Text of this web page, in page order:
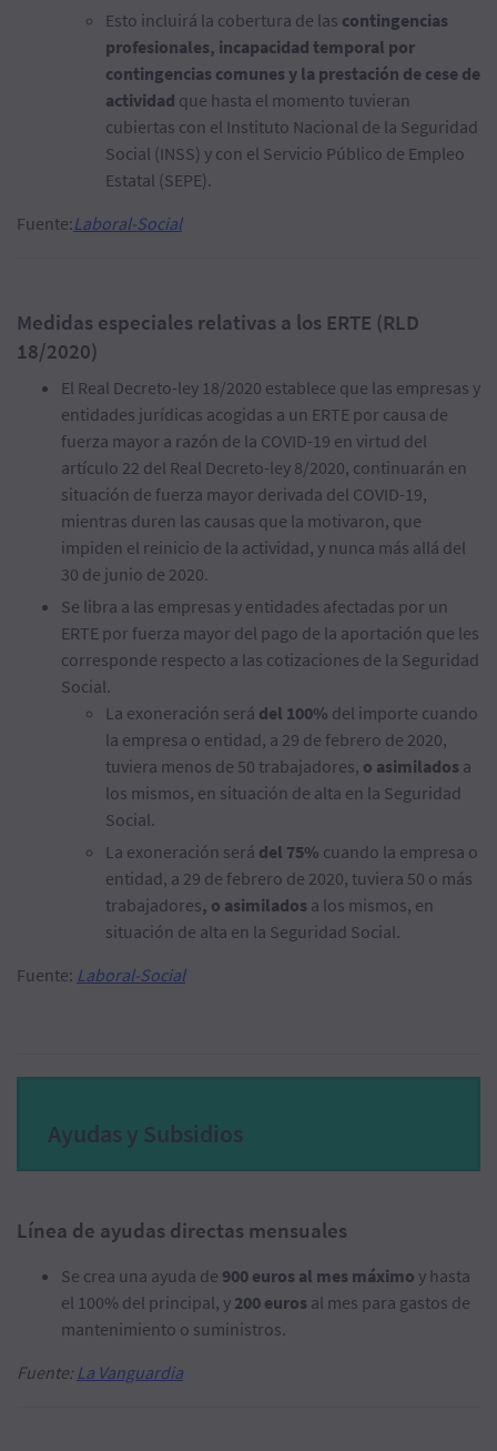
Esto incluirá la cobertura de las contingencias
profesionales, incapacidad temporal por
contingencias comunes y la prestación de cese de
actividad que hasta el momento tuvieran
cubiertas con el Instituto Nacional de la Seguridad
Social (INSS) y con el Servicio Público de Empleo
Estatal (SEPE).
Fuente:Laboral-Social
Medidas especiales relativas a los ERTE (RLD
18/2020)
El Real Decreto-ley 18/2020 establece que las empresas y
entidades jurídicas acogidas a un ERTE por causa de
fuerza mayor a razón de la COVID-19 en virtud del
artículo 22 del Real Decreto-ley 8/2020, continuarán en
situación de fuerza mayor derivada del COVID-19,
mientras duren las causas que la motivaron, que
impiden el reinicio de la actividad, y nunca más allá del
30 de junio de 2020.
Se libra a las empresas y entidades afectadas por un
ERTE por fuerza mayor del pago de la aportación que les
corresponde respecto a las cotizaciones de la Seguridad
Social.
La exoneración será del 100% del importe cuando
la empresa o entidad, a 29 de febrero de 2020,
tuviera menos de 50 trabajadores, o asimilados a
los mismos, en situación de alta en la Seguridad
Social.
La exoneración será del 75% cuando la empresa o
entidad, a 29 de febrero de 2020, tuviera 50 o más
trabajadores, o asimilados a los mismos, en
situación de alta en la Seguridad Social.
Fuente: Laboral-Social
Ayudas y Subsidios
Línea de ayudas directas mensuales
Se crea una ayuda de 900 euros al mes máximo y hasta
el 100% del principal, y 200 euros al mes para gastos de
mantenimiento o suministros.
Fuente: La Vanguardia